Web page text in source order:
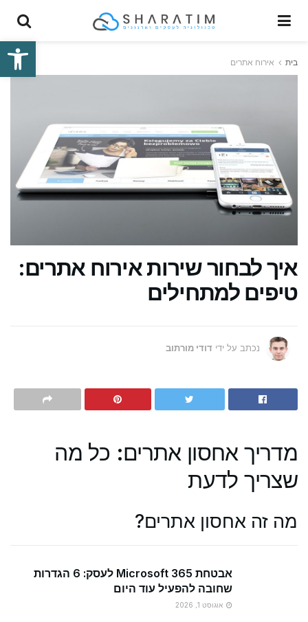
פתח
בית אירוח אתרים
איך לבחור שירות אירוח אתרים:
טיפים למתחילים
נכתב על ידי דודי מורתוב
מדריך אחסון אתרים: כל מה
שצריך לדעת
מה זה אחסון אתרים?
אבטחת Microsoft 365 לעסק: 6 הגדרות
שחובה להפעיל עוד היום
אוגוסט 1, 2026